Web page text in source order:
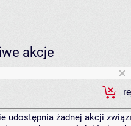
akcje
udostępnia żadnej akcji